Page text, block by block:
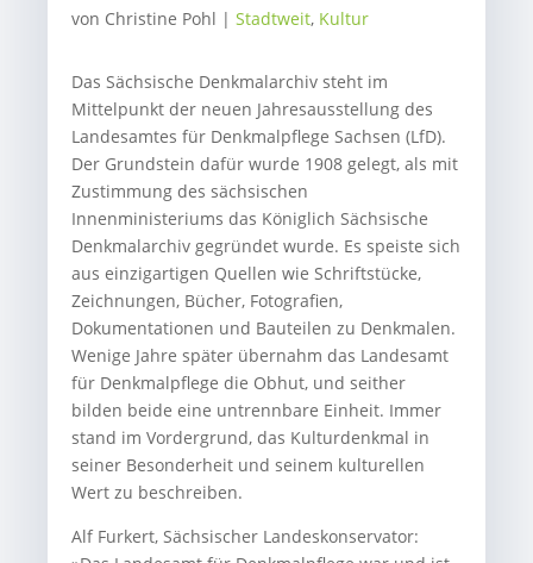
von Christine Pohl |Stadtweit, Kultur
Das Sächsische Denkmalarchiv steht im
Mittelpunkt der neuen Jahresausstellung des
Landesamtes für Denkmalpflege Sachsen (LfD).
Der Grundstein dafür wurde 1908 gelegt, als mit
Zustimmung des sächsischen
Innenministeriums das Königlich Sächsische
Denkmalarchiv gegründet wurde. Es speiste sich
aus einzigartigen Quellen wie Schriftstücke,
Zeichnungen, Bücher, Fotografien,
Dokumentationen und Bauteilen zu Denkmalen.
Wenige Jahre später übernahm das Landesamt
für Denkmalpflege die Obhut, und seither
bilden beide eine untrennbare Einheit. Immer
stand im Vordergrund, das Kulturdenkmal in
seiner Besonderheit und seinem kulturellen
Wert zu beschreiben.
Alf Furkert, Sächsischer Landeskonservator: